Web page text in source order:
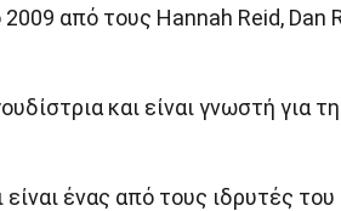
από τους Hannah Reid, Dan
και είναι γνωστή για
ένας από τους ιδρυτές του